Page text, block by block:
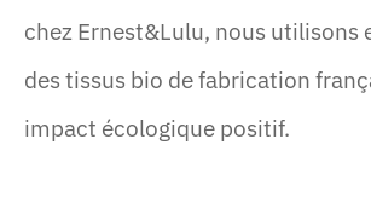
chez Ernest&Lulu, nous utilisons
des tissus bio de fabrication
impact écologique positif.